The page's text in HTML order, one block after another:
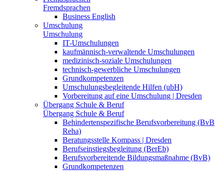
Fremdsprachen
Business English
Umschulung
Umschulung
IT-Umschulungen
kaufmännisch-verwaltende Umschulungen
medizinisch-soziale Umschulungen
technisch-gewerbliche Umschulungen
Grundkompetenzen
Umschulungsbegleitende Hilfen (ubH)
Vorbereitung auf eine Umschulung | Dresden
Übergang Schule & Beruf
Übergang Schule & Beruf
Behindertenspezifische Berufsvorbereitung (BvB
Reha)
Beratungsstelle Kompass | Dresden
Berufseinstiegsbegleitung (BerEb)
Berufsvorbereitende Bildungsmaßnahme (BvB)
Grundkompetenzen